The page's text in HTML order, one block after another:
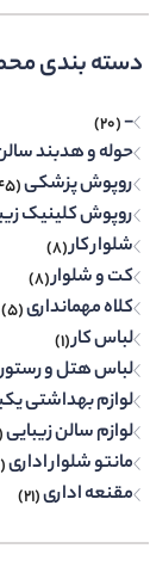
دسته بندی
-
(20)
حوله و هدبند
روپوش پزشکی(45)
روپوش کلینیک
شلوار کار(8)
کت و شلوار(8)
کلاه مهمانداری(5)
لباس کار(1)
لباس هتل و
لوازم بهداشتی
لوازم سالن زیبایی(1)
مانتو شلوار اداری(33)
مقنعه اداری(21)